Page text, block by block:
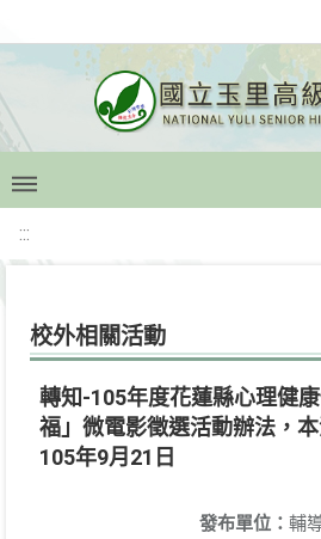
:::
校外相關活動
轉知-105年度花蓮縣心理健
福」微電影徵選活動辦法，
105年9月21日
發布單位： 輔